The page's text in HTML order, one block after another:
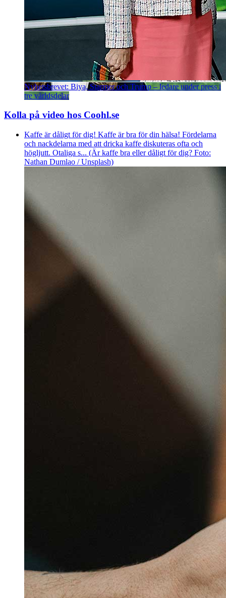
Nyhetsbrevet: Biya, Starmer och Trump – ledare under press i
tre världsdelar
Kolla på video hos Coohl.se
Kaffe är dåligt för dig! Kaffe är bra för din hälsa! Fördelarna
och nackdelarna med att dricka kaffe diskuteras ofta och
högljutt. Otaliga s... (Är kaffe bra eller dåligt för dig? Foto:
Nathan Dumlao / Unsplash)